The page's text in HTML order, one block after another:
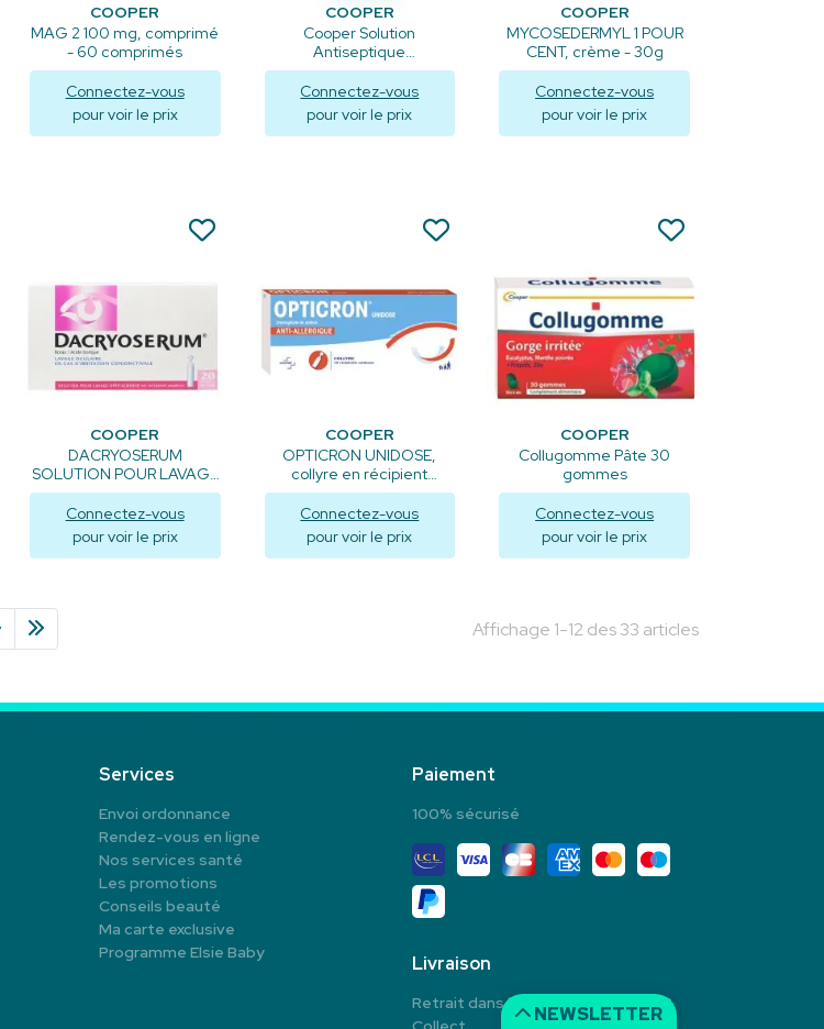
COOPER
MAG 2 100 mg, comprimé
- 60 comprimés
Connectez-vous
pour voir le prix
COOPER
Cooper Solution
Antiseptique
Chlorhexidine 0.5% - 100
ml
Connectez-vous
pour voir le prix
COOPER
MYCOSEDERMYL 1 POUR
CENT, crème - 30g
Connectez-vous
pour voir le prix
COOPER
DACRYOSERUM
SOLUTION POUR LAVAGE
OCULAIRE
Connectez-vous
pour voir le prix
COOPER
OPTICRON UNIDOSE,
collyre en récipient
unidose - 10x0.35ml
Connectez-vous
pour voir le prix
COOPER
Collugomme Pâte 30
gommes
Connectez-vous
pour voir le prix
Affichage 1-12 des 33 articles
NEWSLETTER
Services
Envoi ordonnance
Rendez-vous en ligne
Nos services santé
Les promotions
Conseils beauté
Ma carte exclusive
Programme Elsie Baby
Paiement
100% sécurisé
Livraison
Retrait dans la pharmacie en Click &